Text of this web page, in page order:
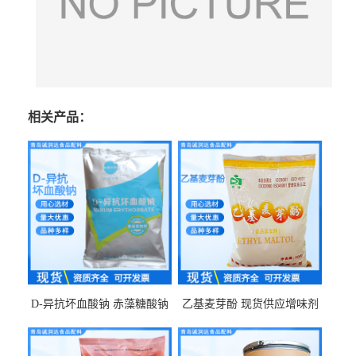
相关产品：
D-异抗坏血酸钠 赤藻糖酸钠
乙基麦芽酚 现货供应增味剂